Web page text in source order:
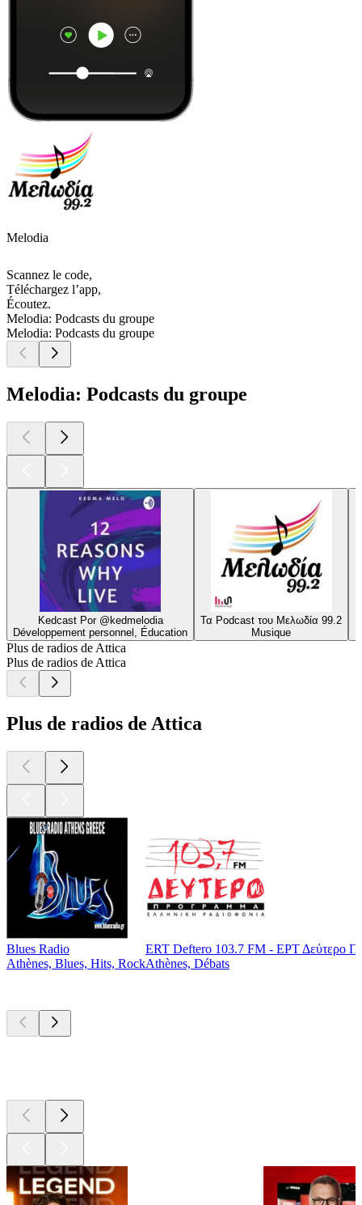
Melodia
Scannez le code,
Téléchargez l’app,
Écoutez.
Melodia: Podcasts du groupe
Melodia: Podcasts du groupe
Melodia: Podcasts du groupe
Kedcast Por @kedmelodia
Développement personnel, Éducation
Τα Podcast του Μελωδία 99.2
Musique
Plus de radios de Attica
Plus de radios de Attica
Plus de radios de Attica
Blues Radio
Athènes, Blues, Hits, Rock
ERT Deftero 103.7 FM - ΕΡΤ Δεύτερο
Athènes, Débats